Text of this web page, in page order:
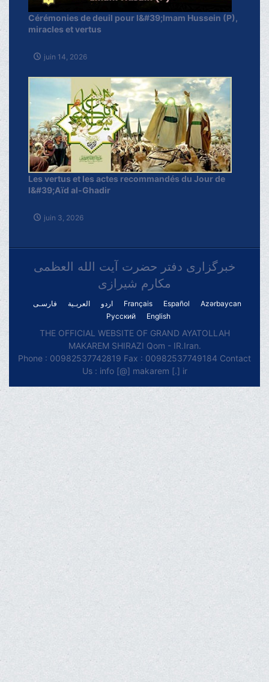
Cérémonies de deuil pour l&#39;Imam Hussein (P),
miracles et vertus
juin 14, 2026
Les vertus et les actes recommandés du Jour de
l&#39;Aïd al-Ghadir
juin 3, 2026
خبرگزاری دفتر حضرت آیت الله العظمی
مکارم شیرازی
فارسـی العربـیة اردو Français Español
Azərbaycan
Русский
English
THE OFFICIAL WEBSITE OF GRAND AYATOLLAH
MAKAREM SHIRAZI Qom - IR.Iran.
Phone : 00982537742819 Fax : 00982537749184 Contact
Us : info [@] makarem [.] ir